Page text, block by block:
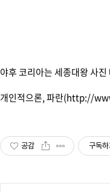
야후 코리아는 세종대왕 사
개인적으론, 파란(http://
공감 구독하